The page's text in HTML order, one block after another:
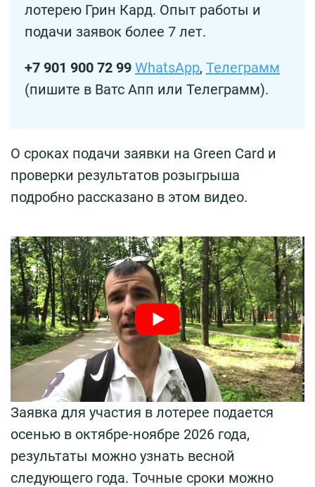
лотерею Грин Кард. Опыт работы и
подачи заявок более 7 лет.
+7 901 900 72 99 WhatsApp, Телеграмм
(пишите в Ватс Апп или Телеграмм).
О сроках подачи заявки на Green Card и
проверки результатов розыгрыша
подробно рассказано в этом видео.
Заявка для участия в лотерее подается
осенью в октябре-ноябре 2026 года,
результаты можно узнать весной
следующего года. Точные сроки можно